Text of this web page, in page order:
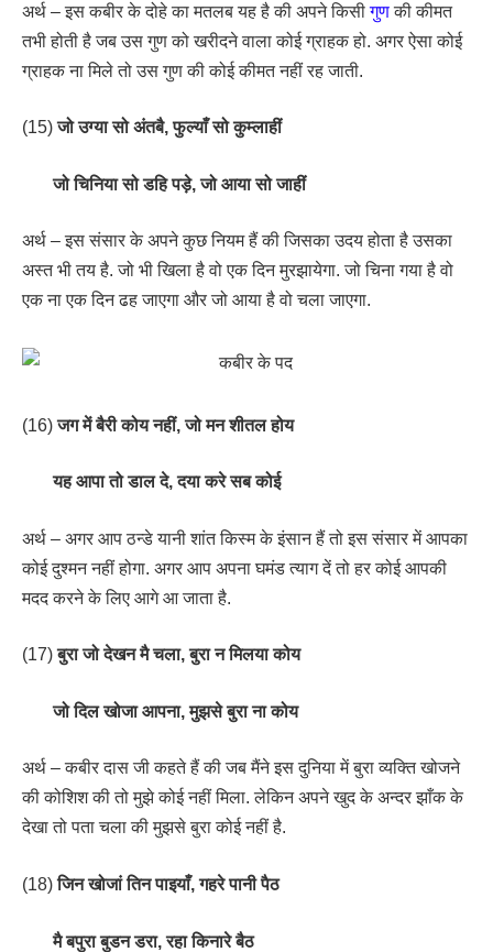
अर्थ – इस कबीर के दोहे का मतलब यह है की अपने किसीगुणकी कीमत
तभी होती है जब उस गुण को खरीदने वाला कोई ग्राहक हो. अगर ऐसा कोई
ग्राहक ना मिले तो उस गुण की कोई कीमत नहीं रह जाती.
(15)जो उग्या सो अंतबै, फुल्याँ सो कुम्लाहीं
जो चिनिया सो डहि पड़े, जो आया सो जाहीं
अर्थ – इस संसार के अपने कुछ नियम हैं की जिसका उदय होता है उसका
अस्त भी तय है. जो भी खिला है वो एक दिन मुरझायेगा. जो चिना गया है वो
एक ना एक दिन ढह जाएगा और जो आया है वो चला जाएगा.
(16)जग में बैरी कोय नहीं, जो मन शीतल होय
यह आपा तो डाल दे, दया करे सब कोई
अर्थ – अगर आप ठन्डे यानी शांत किस्म के इंसान हैं तो इस संसार में आपका
कोई दुश्मन नहीं होगा. अगर आप अपना घमंड त्याग दें तो हर कोई आपकी
मदद करने के लिए आगे आ जाता है.
(17)बुरा जो देखन मै चला, बुरा न मिलया कोय
जो दिल खोजा आपना, मुझसे बुरा ना कोय
अर्थ – कबीर दास जी कहते हैं की जब मैंने इस दुनिया में बुरा व्यक्ति खोजने
की कोशिश की तो मुझे कोई नहीं मिला. लेकिन अपने खुद के अन्दर झाँक के
देखा तो पता चला की मुझसे बुरा कोई नहीं है.
(18)जिन खोजां तिन पाइयाँ, गहरे पानी पैठ
मै बपुरा बुडन डरा, रहा किनारे बैठ